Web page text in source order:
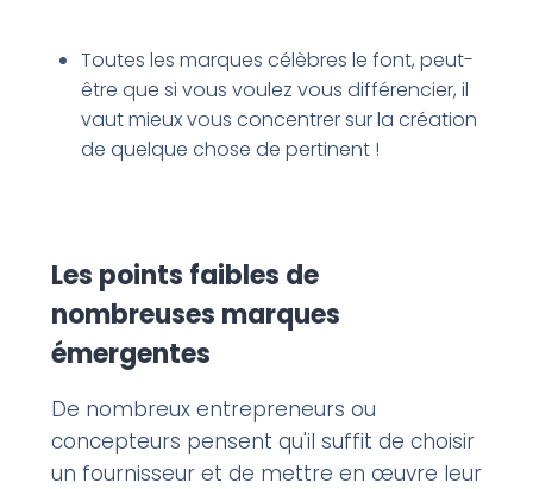
Toutes les marques célèbres le font, peut-
être que si vous voulez vous différencier, il
vaut mieux vous concentrer sur la création
de quelque chose de pertinent !
Les points faibles de
nombreuses marques
émergentes
De nombreux entrepreneurs ou
concepteurs pensent qu'il suffit de choisir
un fournisseur et de mettre en œuvre leur